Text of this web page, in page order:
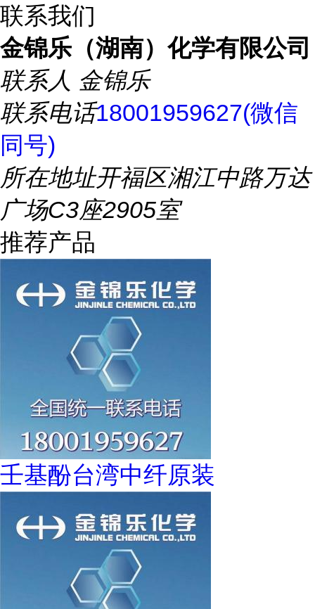
联系我们
金锦乐（湖南）化学有限公司
联系人 金锦乐
联系电话18001959627(微信
同号)
所在地址开福区湘江中路万达
广场C3座2905室
推荐产品
壬基酚台湾中纤原装